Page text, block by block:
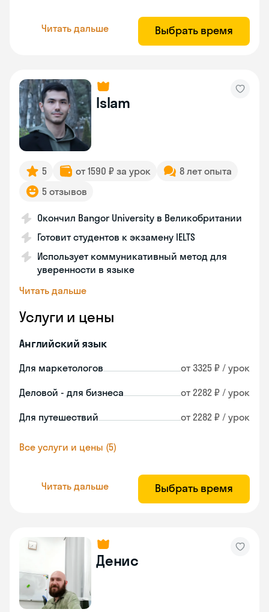
Читать дальше Выбрать время
Islam
5 от 1590 ₽ за урок
8 лет опыта
5 отзывов
Окончил Bangor University в Великобритании
Готовит студентов к экзамену IELTS
Использует коммуникативный метод для
уверенности в языке
Читать дальше
Услуги и цены
Английский язык
Для маркетологов от 3325 ₽ / урок
Деловой - для бизнеса от 2282 ₽ / урок
Для путешествий от 2282 ₽ / урок
Все услуги и цены (5)
Читать дальше Выбрать время
Денис